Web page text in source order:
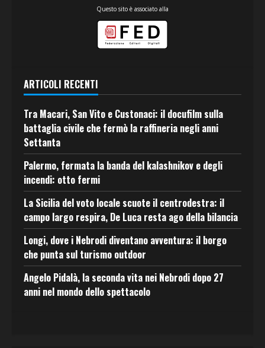
Questo sito è associato alla
ARTICOLI RECENTI
Tra Macari, San Vito e Custonaci: il docufilm sulla
battaglia civile che fermò la raffineria negli anni
Settanta
Palermo, fermata la banda del kalashnikov e degli
incendi: otto fermi
La Sicilia del voto locale scuote il centrodestra: il
campo largo respira, De Luca resta ago della bilancia
Longi, dove i Nebrodi diventano avventura: il borgo
che punta sul turismo outdoor
Angelo Pidalà, la seconda vita nei Nebrodi dopo 27
anni nel mondo dello spettacolo